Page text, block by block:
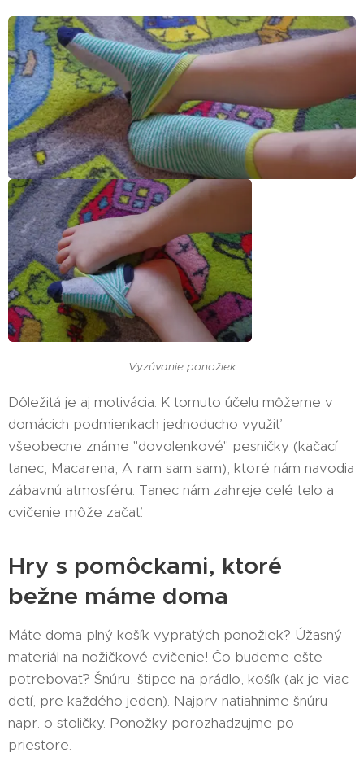
Vyzúvanie ponožiek
Dôležitá je aj motivácia. K tomuto účelu môžeme v
domácich podmienkach jednoducho využiť
všeobecne známe "dovolenkové" pesničky (kačací
tanec, Macarena, A ram sam sam), ktoré nám navodia
zábavnú atmosféru. Tanec nám zahreje celé telo a
cvičenie môže začať.
Hry s pomôckami, ktoré
bežne máme doma
Máte doma plný košík vypratých ponožiek? Úžasný
materiál na nožičkové cvičenie! Čo budeme ešte
potrebovať? Šnúru, štipce na prádlo, košík (ak je viac
detí, pre každého jeden). Najprv natiahnime šnúru
napr. o stoličky. Ponožky porozhadzujme po
priestore.